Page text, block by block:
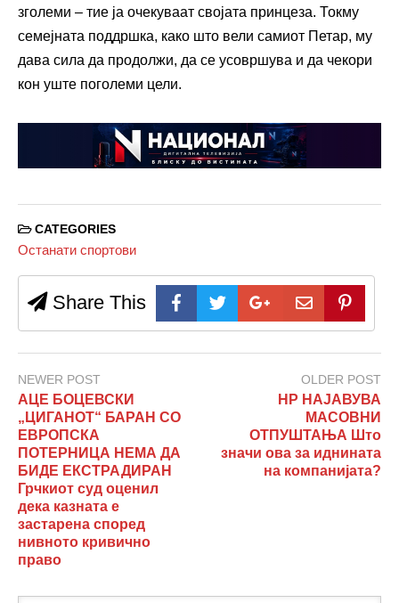
зголеми – тие ја очекуваат својата принцеза. Токму
семејната поддршка, како што вели самиот Петар, му
дава сила да продолжи, да се усовршува и да чекори
кон уште поголеми цели.
CATEGORIES
Останати спортови
Share This
NEWER POST
АЦЕ БОЦЕВСКИ
„ЦИГАНОТ“ БАРАН СО
ЕВРОПСКА
ПОТЕРНИЦА НЕМА ДА
БИДЕ ЕКСТРАДИРАН
Грчкиот суд оценил
дека казната е
застарена според
нивното кривично
право
OLDER POST
HP НАЈАВУВА
МАСОВНИ
ОТПУШТАЊА Што
значи ова за иднината
на компанијата?